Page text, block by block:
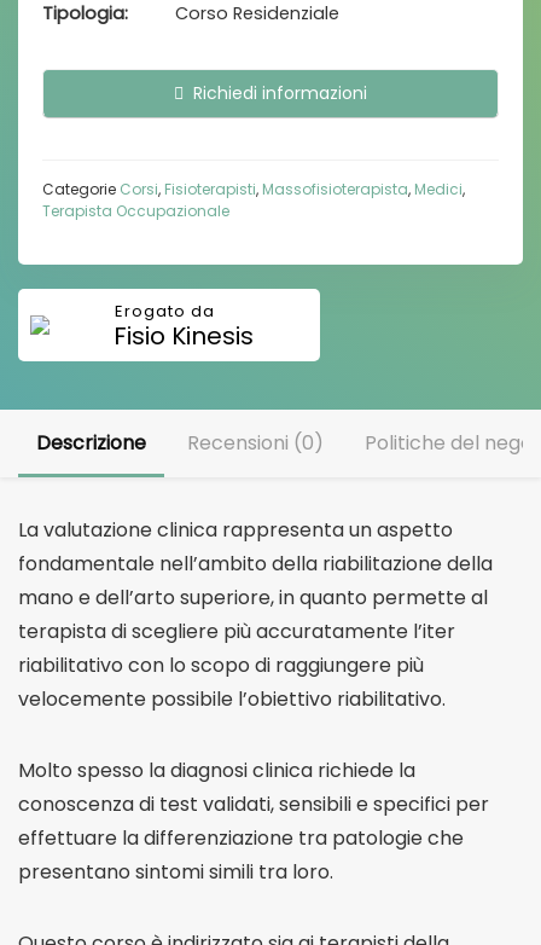
Tipologia
Corso Residenziale
Richiedi informazioni
Categorie Corsi, Fisioterapisti, Massofisioterapista, Medici,
Terapista Occupazionale
Fisio Kinesis
Descrizione Recensioni (0) Politiche del
La valutazione clinica rappresenta un aspetto
fondamentale nell’ambito della riabilitazione della
mano e dell’arto superiore, in quanto permette al
terapista di scegliere più accuratamente l’iter
riabilitativo con lo scopo di raggiungere più
velocemente possibile l’obiettivo riabilitativo.
Molto spesso la diagnosi clinica richiede la
conoscenza di test validati, sensibili e specifici per
effettuare la differenziazione tra patologie che
presentano sintomi simili tra loro.